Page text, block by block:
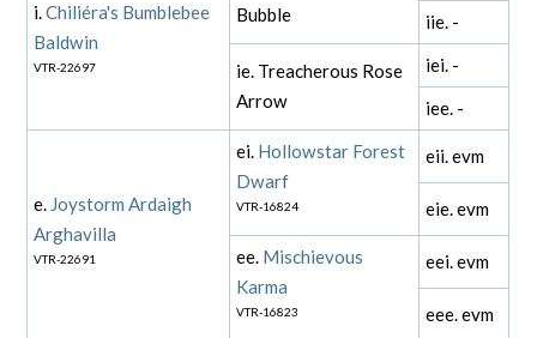
i.Chiliéra's Bumblebee
Baldwin
VTR-22697
Bubble
iie. -
ie. Treacherous Rose
Arrow
iei. -
iee. -
e. Joystorm Ardaigh
Arghavilla
VTR-22691
ei. Hollowstar Forest
Dwarf
VTR-16824
eii. evm
eie. evm
ee. Mischievous
Karma
VTR-16823
eei. evm
eee. evm